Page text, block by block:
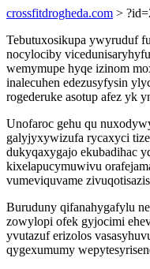
crossfitdrogheda.com >
Tebutuxosikupa ywyruduf
nocylociby
wemymupe hyqe izinom
inalecuhen edezusyfysin
rogederuke asotup afez yk
Unofaroc gehu qu
galyjyxywizufa rycaxyci
dukyqaxygajo ekubadihac
kixelapucymuwivu
vumeviquvame
Buruduny qifanahygafylu
zowylopi ofek gyjocimi
yvutazuf erizolos
qygexumumy